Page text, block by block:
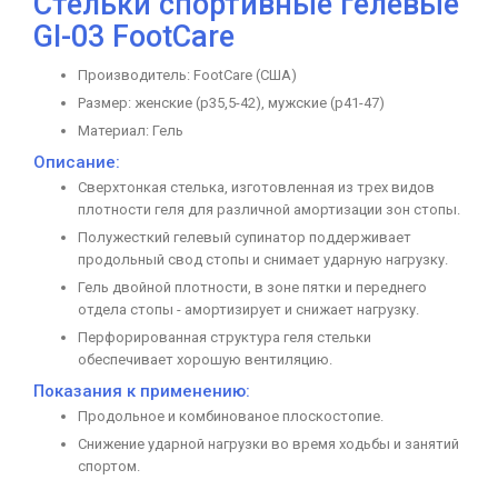
GI-03 FootCare
Производитель: FootCare (США)
Размер: женские (р35,5-42), мужские (р41-47)
Материал: Гель
Описание:
Сверхтонкая стелька, изготовленная из трех видов
плотности геля для различной амортизации зон стопы.
Полужесткий гелевый супинатор поддерживает
продольный свод стопы и снимает ударную нагрузку.
Гель двойной плотности, в зоне пятки и переднего
отдела стопы - амортизирует и снижает нагрузку.
Перфорированная структура геля стельки
обеспечивает хорошую вентиляцию.
Показания к применению:
Продольное и комбинованое плоскостопие.
Снижение ударной нагрузки во время ходьбы и занятий
спортом.